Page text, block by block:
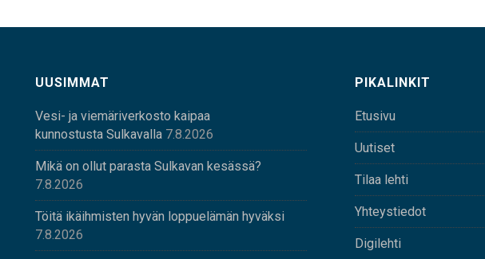
UUSIMMAT
Vesi- ja viemäriverkosto kaipaa
kunnostusta Sulkavalla 7.8.2026
Mikä on ollut parasta Sulkavan kesässä?
7.8.2026
Töitä ikäihmisten hyvän loppuelämän hyväksi
7.8.2026
PIKALINKIT
Etusivu
Uutiset
Tilaa lehti
Yhteystiedot
Digilehti